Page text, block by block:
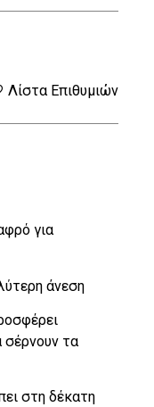
για
άνεση
σέρνουν τα
στη δέκατη
Λίστα Επιθυμιών